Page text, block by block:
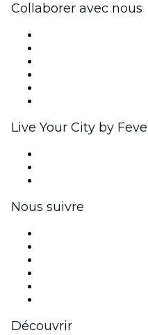
Collaborer avec nous
Live Your City by
Nous suivre
Découvrir